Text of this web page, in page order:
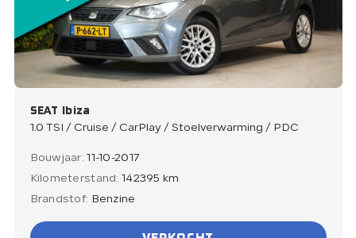
SEAT Ibiza
1.0 TSI / Cruise / CarPlay / Stoelverwarming / PDC
Bouwjaar:11-10-2017
Kilometerstand: 142395 km
Brandstof: Benzine